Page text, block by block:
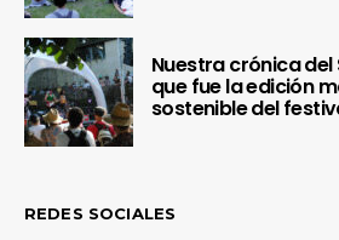
Nuestra crónica
que fue la edición
sostenible del
REDES SOCIALES